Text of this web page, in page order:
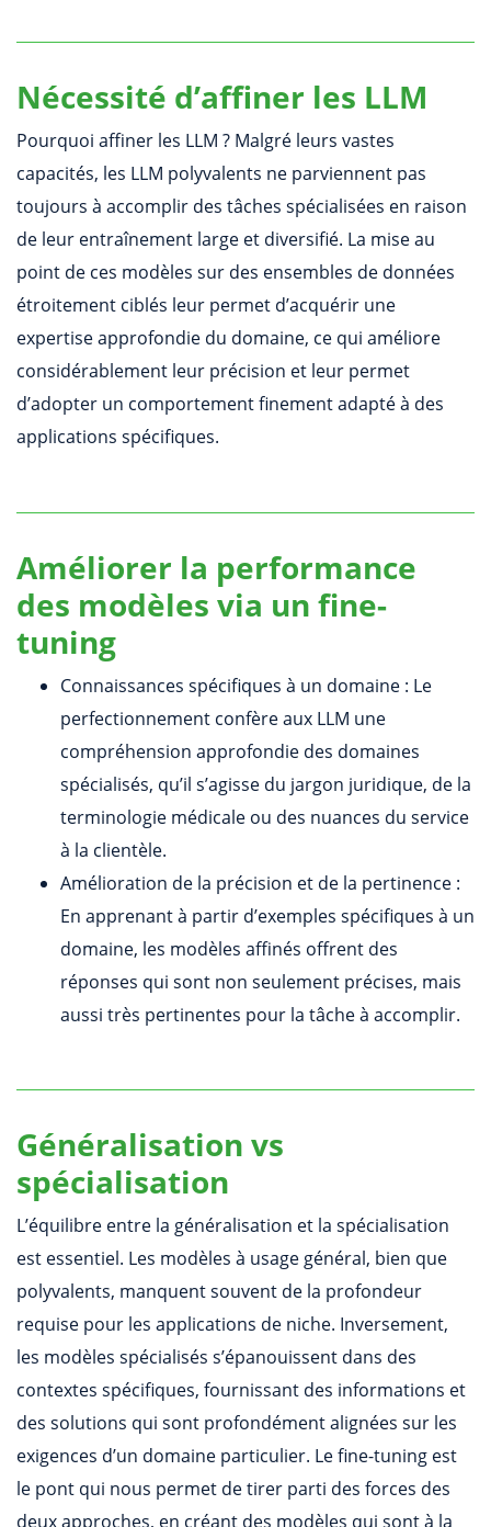
Nécessité d’affiner les LLM
Pourquoi affiner les LLM ? Malgré leurs vastes
capacités, les LLM polyvalents ne parviennent pas
toujours à accomplir des tâches spécialisées en raison
de leur entraînement large et diversifié. La mise au
point de ces modèles sur des ensembles de données
étroitement ciblés leur permet d’acquérir une
expertise approfondie du domaine, ce qui améliore
considérablement leur précision et leur permet
d’adopter un comportement finement adapté à des
applications spécifiques.
Améliorer la performance
des modèles via un fine-
tuning
Connaissances spécifiques à un domaine : Le
perfectionnement confère aux LLM une
compréhension approfondie des domaines
spécialisés, qu’il s’agisse du jargon juridique, de la
terminologie médicale ou des nuances du service
à la clientèle.
Amélioration de la précision et de la pertinence :
En apprenant à partir d’exemples spécifiques à un
domaine, les modèles affinés offrent des
réponses qui sont non seulement précises, mais
aussi très pertinentes pour la tâche à accomplir.
Généralisation vs
spécialisation
L’équilibre entre la généralisation et la spécialisation
est essentiel. Les modèles à usage général, bien que
polyvalents, manquent souvent de la profondeur
requise pour les applications de niche. Inversement,
les modèles spécialisés s’épanouissent dans des
contextes spécifiques, fournissant des informations et
des solutions qui sont profondément alignées sur les
exigences d’un domaine particulier. Le fine-tuning est
le pont qui nous permet de tirer parti des forces des
deux approches, en créant des modèles qui sont à la